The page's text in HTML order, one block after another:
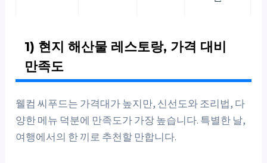
1) 현지 해산물 레스토랑, 가격 대비
만족도
웰컴 씨푸드는 가격대가 높지만, 신선도와 조리법, 다
양한 메뉴 덕분에 만족도가 가장 높습니다. 특별한 날,
여행에서의 한 끼로 추천할 만합니다.